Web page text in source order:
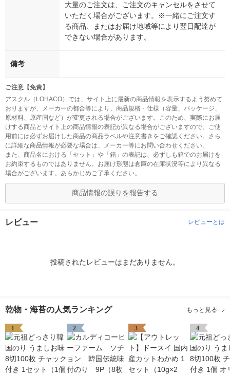
大量のご注文は、ご注文のキャンセルをさせて
いただく場合がございます。※一緒にご注文す
る商品、またはお届け地域等により翌日配達が
できない場合があります。
備考
ご注意【免責】
アスクル（LOHACO）では、サイト上に最新の商品情報を表示するよう努めて
おりますが、メーカーの都合等により、商品規格・仕様（容量、パッケージ、
原材料、原産国など）が変更される場合がございます。このため、実際にお届
けする商品とサイト上の商品情報の表記が異なる場合がございますので、ご使
用前には必ずお届けした商品の商品ラベルや注意書きをご確認ください。さら
に詳細な商品情報が必要な場合は、メーカー等にお問い合わせください。
また、商品名における「セット」や「箱」の表記は、必ずしも箱でのお届けを
お約束するものではありません。お届け形態は倉庫の在庫状況等により異なる
場合がございます。あらかじめご了承ください。
商品情報の誤りを報告する
レビュー レビューとは
投稿されたレビューはまだありません。
乾物・海苔の人気ランキング もっと見る
1 2 3 4